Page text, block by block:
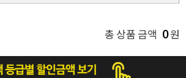
총 상품 금액 0원